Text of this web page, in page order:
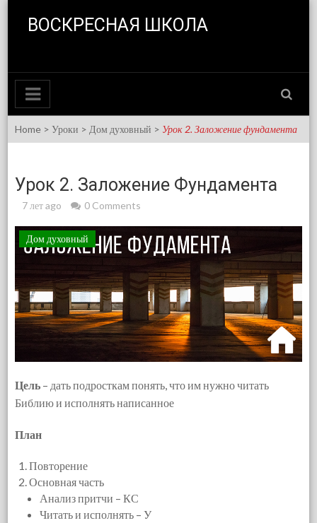
ВОСКРЕСНАЯ ШКОЛА
Home >Уроки > Дом духовный > Урок 2. Заложение фундамента
Урок 2. Заложение Фундамента
7 лет ago 0 Comments
Дом духовный
Цель – дать подросткам понять, что им нужно читать
Библию и исполнять написанное
План
Повторение
Основная часть
Анализ притчи – КС
Читать и исполнять – У